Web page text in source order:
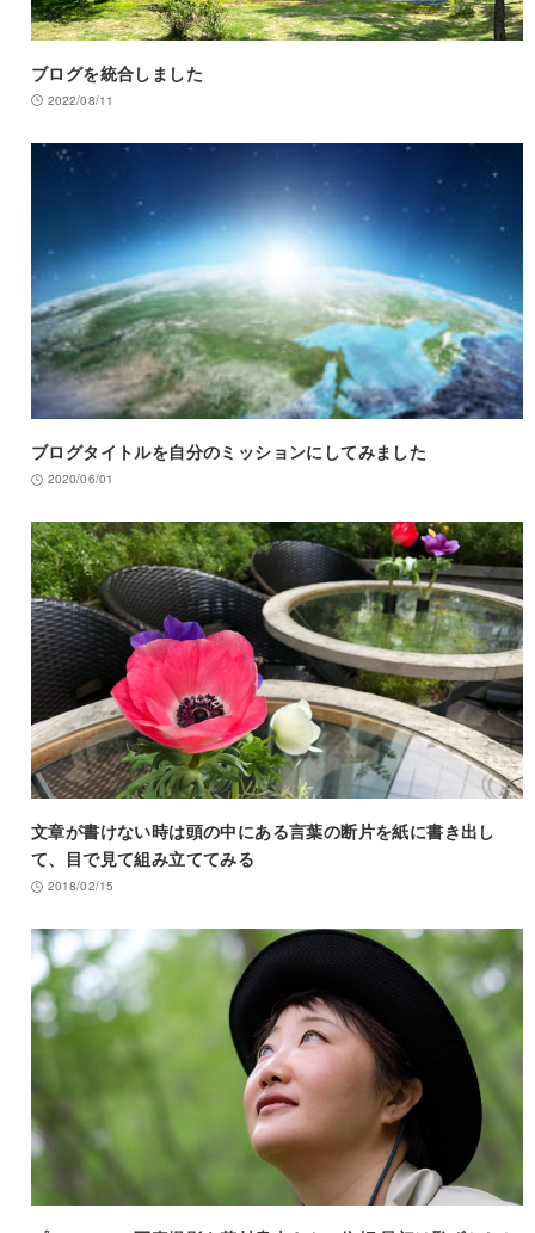
ブログを統合しました
2022/08/11
ブログタイトルを自分のミッションにしてみました
2020/06/01
文章が書けない時は頭の中にある言葉の断片を紙に書き出し
て、目で見て組み立ててみる
2018/02/15